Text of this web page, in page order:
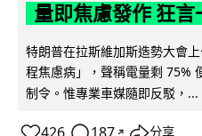
量即焦慮發作 狂
特朗普在拉斯維加斯造勢大會
程焦慮病」，聲稱電量剩 75%
制令。惟專業車媒隨即反駁，...
↗